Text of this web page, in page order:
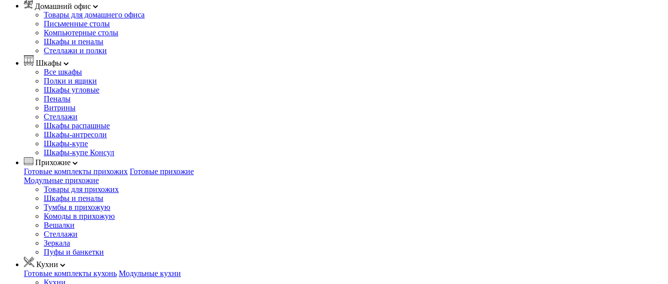
Домашний офис
Товары для домашнего офиса
Письменные столы
Компьютерные столы
Шкафы и пеналы
Стеллажи и полки
Шкафы
Все шкафы
Полки и ящики
Шкафы угловые
Пеналы
Витрины
Стеллажи
Шкафы распашные
Шкафы-антресоли
Шкафы-купе
Шкафы-купе Консул
Прихожие
Готовые комплекты прихожих Готовые прихожие
Модульные прихожие
Товары для прихожих
Шкафы и пеналы
Тумбы в прихожую
Комоды в прихожую
Вешалки
Стеллажи
Зеркала
Пуфы и банкетки
Кухни
Готовые комплекты кухонь Модульные кухни
Кухни